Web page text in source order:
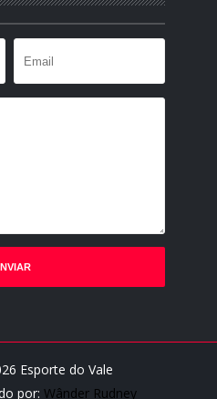
Esporte do Vale
por:Wânder Rudney